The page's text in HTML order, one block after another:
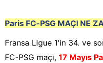
Paris FC-PSG MAÇI NE
Fransa Ligue 1'in 34. ve
FC-PSG maçı, 17 Mayıs